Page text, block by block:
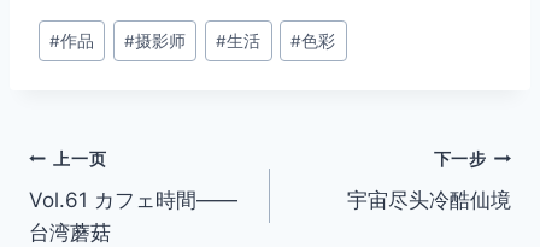
文
章
#作品 #摄影师 #生活 #色彩
文
章
上一页
Vol.61 カフェ時間——
台湾蘑菇
下一步
宇宙尽头冷酷仙境